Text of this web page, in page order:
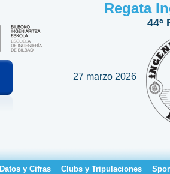
Regata
44ª
27 marzo 2026
Datos y Cifras Clubs y Tripulaciones